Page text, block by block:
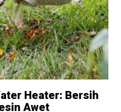
Heater: Bersih
Awet